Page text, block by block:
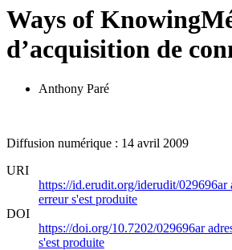
Ways of Knowing
d’acquisition de
Anthony Paré
Diffusion numérique : 14 avril 2009
URI
https://id.erudit.org/iderudit/029696ar
erreur s'est produite
DOI
https://doi.org/10.7202/029696ar
s'est produite